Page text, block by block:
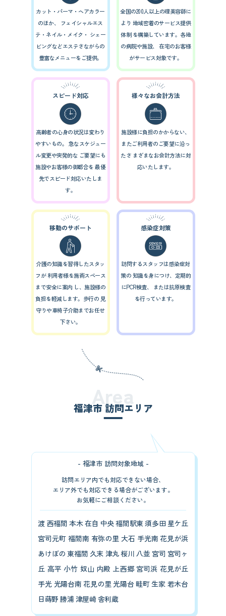
カット・パーマ・ヘアカラー
のほか、
フェイシャルエス
テ・ネイル・メイク・ シェー
ビングなどエステさながらの
豊富なメニューをご提供。
全国の200人以上の理美容師に
より 地域密着のサービス提供
体制を構築しています。各地
の病院や施設、
在宅のお客様
がサービス対象です。
スピード対応
高齢者の心身の状況は変わり
やすいもの。 急なスケジュー
ル変更や突発的な ご要望にも
施設やお客様の御都合を最優
先でスピード対応いたしま
す。
様々なお会計方法
施設様に負担のかからない、
またご利用者のご要望に沿っ
たさ まざまなお会計方法に対
応いたします。
移動のサポート
介護の知識を習得したスタッ
フが利用者様を施術スペース
まで安全に案内 し、施設様の
負担を軽減します。歩行の 見
守りや車椅子介助までお任せ
下さい。
感染症対策
訪問するスタッフは感染症対
策の知識を身につけ、定期的
にPCR検査、
または抗原検査
を行っています。
福津市 訪問エリア
- 福津市 訪問対象地域 -
訪問エリア内でも対応できない場合、
エリア外でも対応できる場合がございます。
お気軽にご相談ください。
渡 西福間 本木 在自 中央 福間駅東 須多田 星ケ丘
宮司元町 福間南 有弥の里 大石 手光南 花見が浜
あけぼの 東福間 久末 津丸 桜川 八並 宮司 宮司ヶ
丘 高平 小竹 奴山 内殿 上西郷 宮司浜 花見が丘
手光 光陽台南 花見の里 光陽台 畦町 生家 若木台
日蒔野 勝浦 津屋崎 舎利蔵